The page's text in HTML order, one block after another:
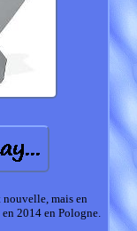
nouvelle, mais en
2014 en Pologne.